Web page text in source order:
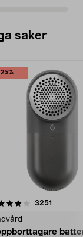
saker
3251
4.5av 5 stjärnor